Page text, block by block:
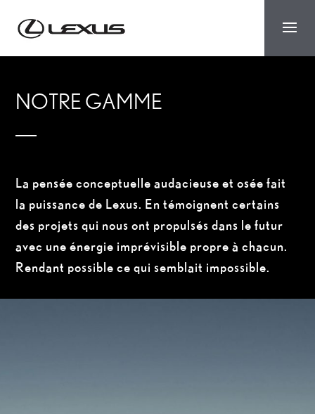
NOTRE GAMME
La pensée conceptuelle audacieuse et osée fait
la puissance de Lexus. En témoignent certains
des projets qui nous ont propulsés dans le futur
avec une énergie imprévisible propre à chacun.
Rendant possible ce qui semblait impossible.